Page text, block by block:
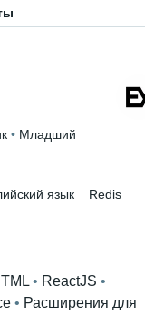
• Младший
язык
Redis
• ReactJS
• Расширения для